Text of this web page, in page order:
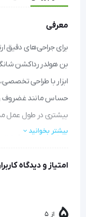
معرفی
برای جراحی‌های دقیق
بن هولدر رداکشن
ابزار با طراحی
حساس مانند غضروف و
بیشتری در طول عمل
می‌کنند، که دقت
بیشتر بخوانید
امتیاز و دیدگاه
از 5